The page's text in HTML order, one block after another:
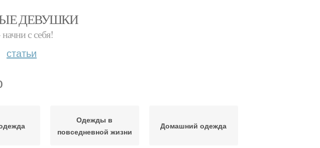
ДЕВУШКИ
с себя!
статьи
Одежды в
повседневной жизни
Домашний одежда